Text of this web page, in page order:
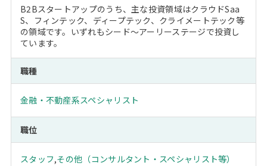
B2Bスタートアップのうち、主な投資領域はクラウドSaa
S、フィンテック、ディープテック、クライメートテック等
の領域です。いずれもシード～アーリーステージで投資し
ています。
職種
金融・不動産系スペシャリスト
職位
スタッフ,その他（コンサルタント・スペシャリスト等）